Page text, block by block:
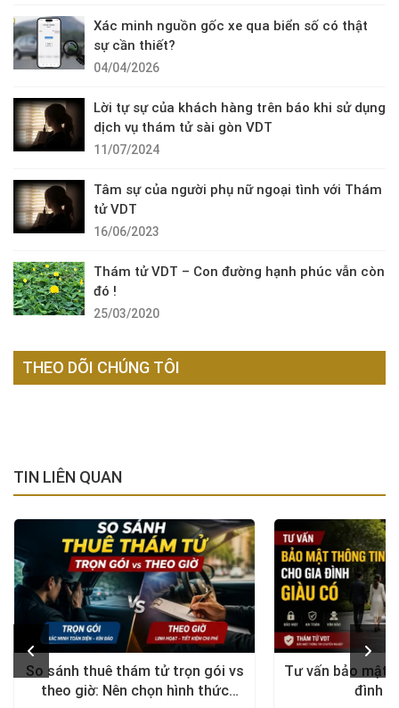
Xác minh nguồn gốc xe qua biển số có thật
sự cần thiết?
04/04/2026
Lời tự sự của khách hàng trên báo khi sử dụng
dịch vụ thám tử sài gòn VDT
11/07/2024
Tâm sự của người phụ nữ ngoại tình với Thám
tử VDT
16/06/2023
Thám tử VDT – Con đường hạnh phúc vẫn còn
đó !
25/03/2020
THEO DÕI CHÚNG TÔI
TIN LIÊN QUAN
So sánh thuê thám tử trọn gói vs
theo giờ: Nên chọn hình thức
Tư vấn bảo mật
đình